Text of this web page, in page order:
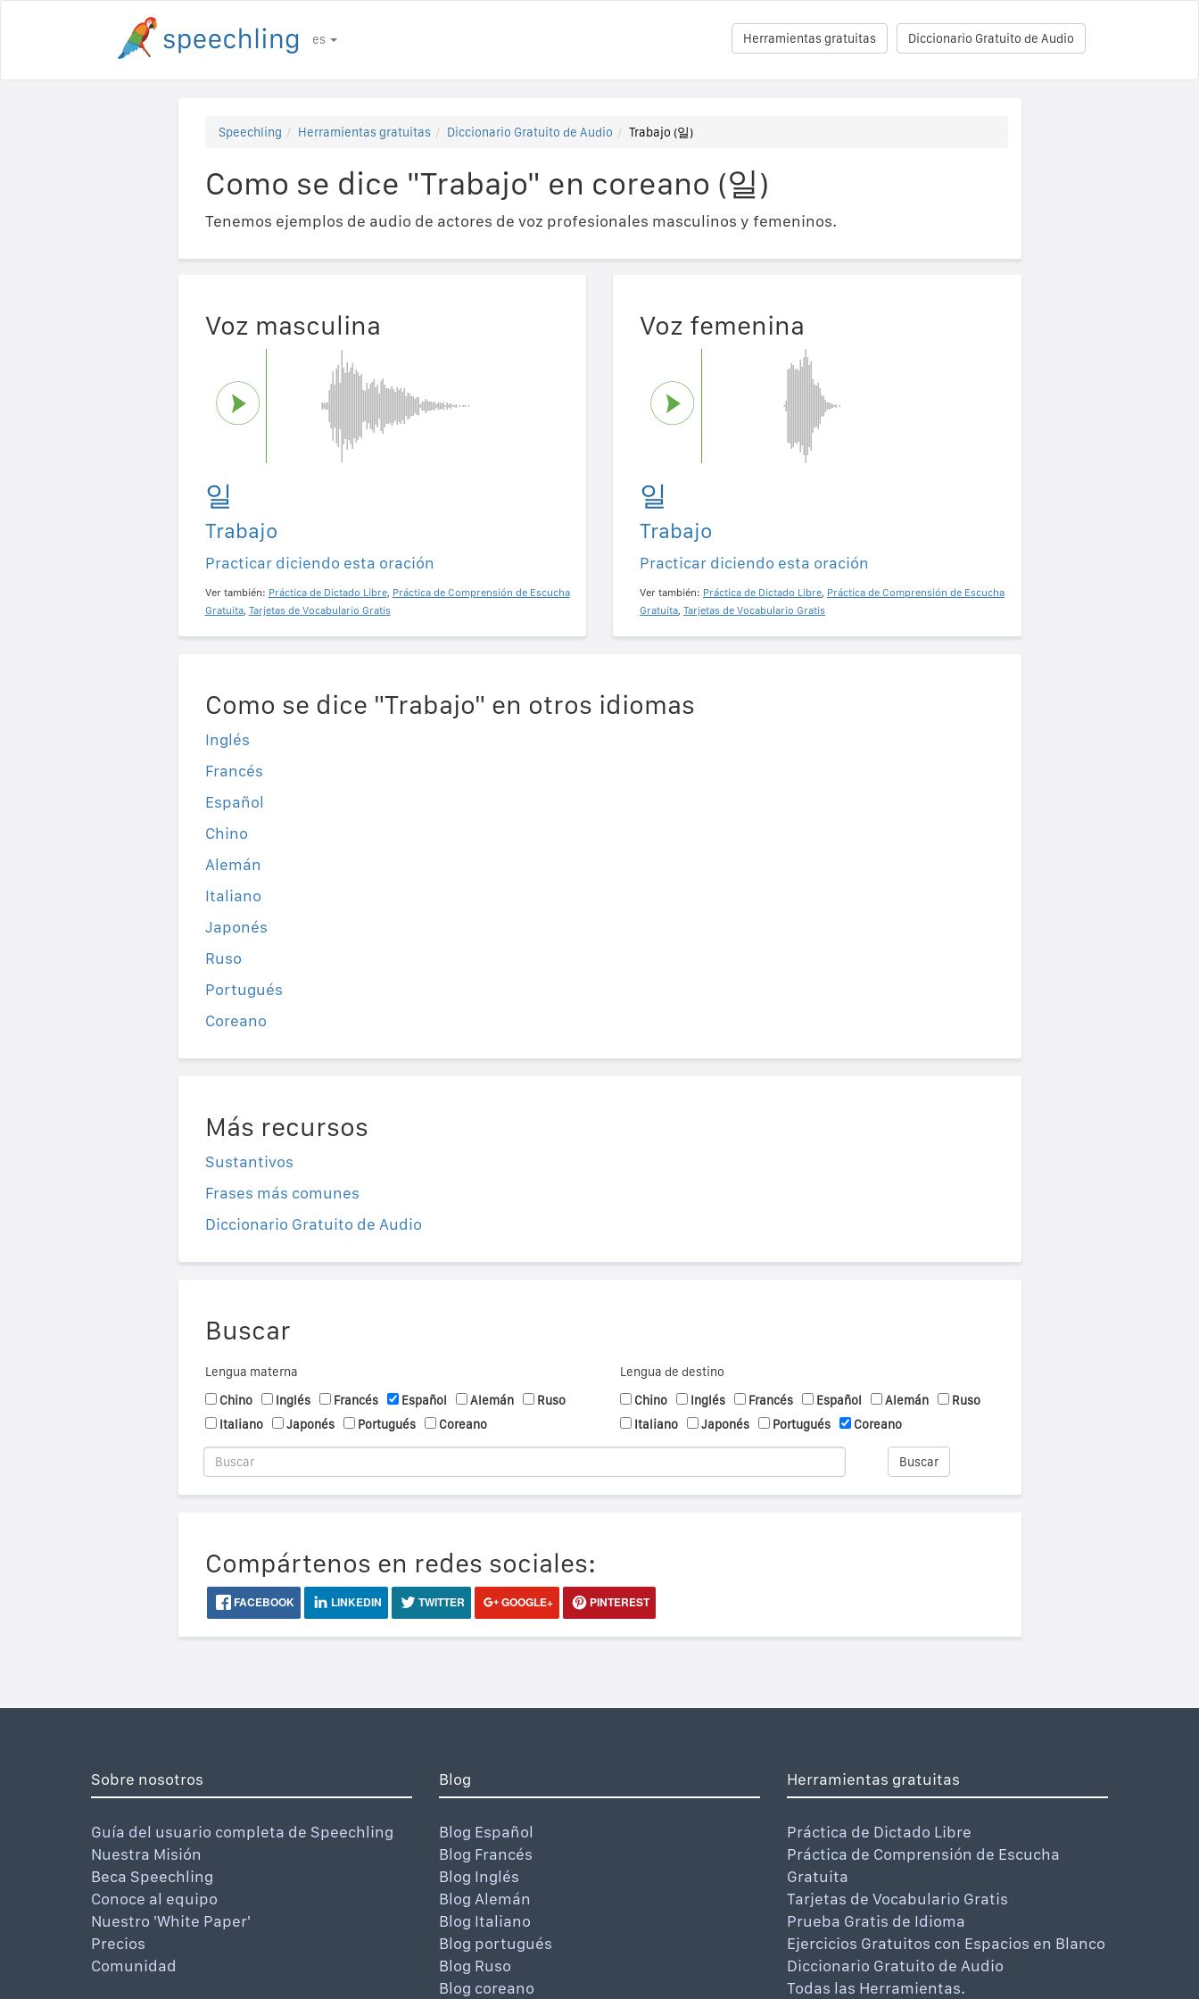
es Diccionario Gratuito de Audio
Herramientas gratuitas
Speechling Herramientas gratuitas Diccionario Gratuito de Audio Trabajo (일)
Como se dice "Trabajo" en coreano (일)
Tenemos ejemplos de audio de actores de voz profesionales masculinos y femeninos.
Voz masculina
일
Trabajo
Practicar diciendo esta oración
Ver también: Práctica de Dictado Libre, Práctica de Comprensión de Escucha
Gratuita, Tarjetas de Vocabulario Gratis
Voz femenina
일
Trabajo
Practicar diciendo esta oración
Ver también: Práctica de Dictado Libre, Práctica de Comprensión de Escucha
Gratuita, Tarjetas de Vocabulario Gratis
Como se dice "Trabajo" en otros idiomas
Inglés
Francés
Español
Chino
Alemán
Italiano
Japonés
Ruso
Portugués
Coreano
Más recursos
Sustantivos
Frases más comunes
Diccionario Gratuito de Audio
Buscar
Lengua materna
Chino
Inglés Francés Español Alemán
Ruso
Italiano
Japonés Portugués Coreano
Lengua de destino
Chino
Inglés Francés Español Alemán
Ruso
Italiano
Japonés Portugués Coreano
Buscar
Compártenos en redes sociales:
FACEBOOK LINKEDIN TWITTER GOOGLE+ PINTEREST
Sobre nosotros
Guía del usuario completa de Speechling
Nuestra Misión
Beca Speechling
Conoce al equipo
Nuestro 'White Paper'
Precios
Comunidad
Blog
Blog Español
Blog Francés
Blog Inglés
Blog Alemán
Blog Italiano
Blog portugués
Blog Ruso
Blog coreano
Herramientas gratuitas
Práctica de Dictado Libre
Práctica de Comprensión de Escucha
Gratuita
Tarjetas de Vocabulario Gratis
Prueba Gratis de Idioma
Ejercicios Gratuitos con Espacios en Blanco
Diccionario Gratuito de Audio
Todas las Herramientas.